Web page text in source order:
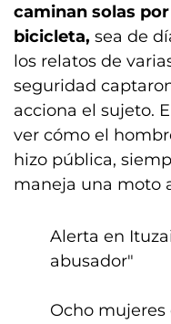
caminan solas
bicicleta, sea de
los relatos de
seguridad
acciona el sujeto.
ver cómo el
hizo pública,
maneja una moto
Alerta en
abusador" ️
Ocho